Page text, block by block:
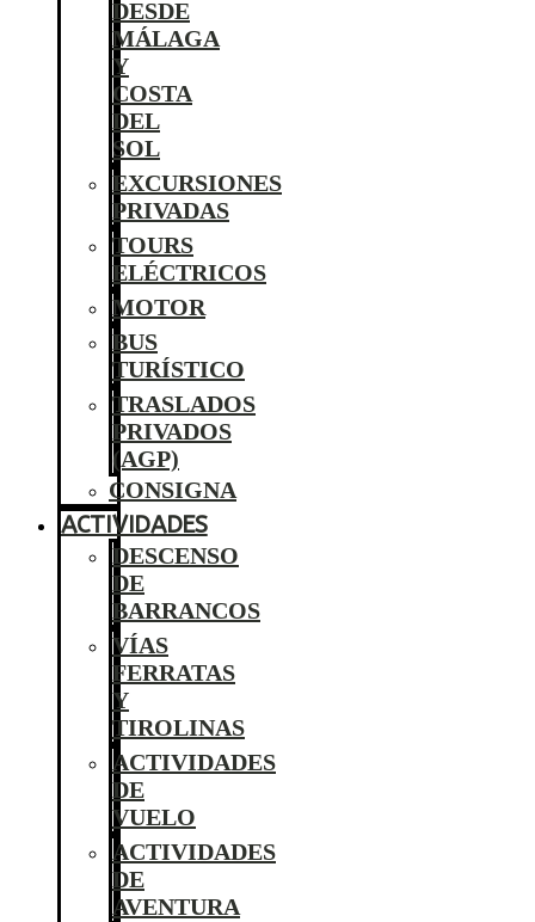
DESDE
MÁLAGA
Y
COSTA
DEL
SOL
EXCURSIONES
PRIVADAS
TOURS
ELÉCTRICOS
MOTOR
BUS
TURÍSTICO
TRASLADOS
PRIVADOS
(AGP)
CONSIGNA
ACTIVIDADES
DESCENSO
DE
BARRANCOS
VÍAS
FERRATAS
Y
TIROLINAS
ACTIVIDADES
DE
VUELO
ACTIVIDADES
DE
AVENTURA